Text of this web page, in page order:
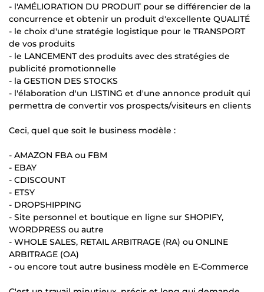
- l'AMÉLIORATION DU PRODUIT pour se différencier de la
concurrence et obtenir un produit d'excellente QUALITÉ
- le choix d'une stratégie logistique pour le TRANSPORT
de vos produits
- le LANCEMENT des produits avec des stratégies de
publicité promotionnelle
- la GESTION DES STOCKS
- l'élaboration d'un LISTING et d'une annonce produit qui
permettra de convertir vos prospects/visiteurs en clients
Ceci, quel que soit le business modèle :
- AMAZON FBA ou FBM
- EBAY
- CDISCOUNT
- ETSY
- DROPSHIPPING
- Site personnel et boutique en ligne sur SHOPIFY,
WORDPRESS ou autre
- WHOLE SALES, RETAIL ARBITRAGE (RA) ou ONLINE
ARBITRAGE (OA)
- ou encore tout autre business modèle en E-Commerce